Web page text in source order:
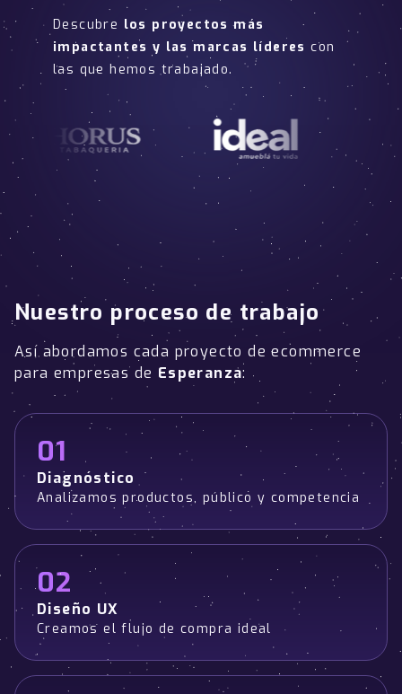
Descubre los proyectos más
impactantes y las marcas líderes con
las que hemos trabajado.
Nuestro proceso de trabajo
Así abordamos cada proyecto de ecommerce
para empresas de Esperanza:
01
Diagnóstico
Analizamos productos, público y competencia
02
Diseño UX
Creamos el flujo de compra ideal